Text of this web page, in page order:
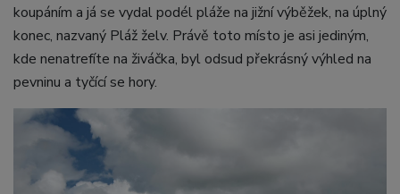
koupáním a já se vydal podél pláže na jižní výběžek, na úplný
konec, nazvaný Pláž želv. Právě toto místo je asi jediným,
kde nenatrefíte na živáčka, byl odsud překrásný výhled na
pevninu a tyčící se hory.